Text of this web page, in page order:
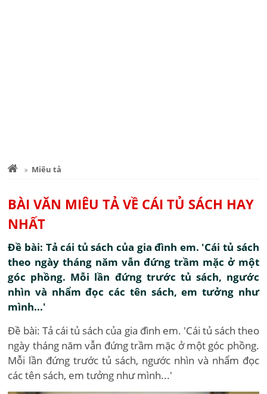
Miêu tả
BÀI VĂN MIÊU TẢ VỀ CÁI TỦ SÁCH HAY
NHẤT
Đề bài: Tả cái tủ sách của gia đình em. 'Cái tủ sách
theo ngày tháng năm vẫn đứng trầm mặc ở một
góc phồng. Mỗi lần đứng trước tủ sách, ngước
nhìn và nhẩm đọc các tên sách, em tưởng như
mình...'
Đề bài: Tả cái tủ sách của gia đình em. 'Cái tủ sách theo
ngày tháng năm vẫn đứng trầm mặc ở một góc phồng.
Mỗi lần đứng trước tủ sách, ngước nhìn và nhẩm đọc
các tên sách, em tưởng như mình...'